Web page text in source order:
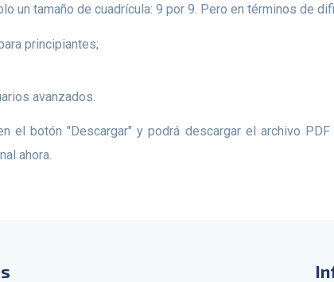
un tamaño de cuadrícula: 9 por 9. Pero en términos de
principiantes;
avanzados.
ahora.